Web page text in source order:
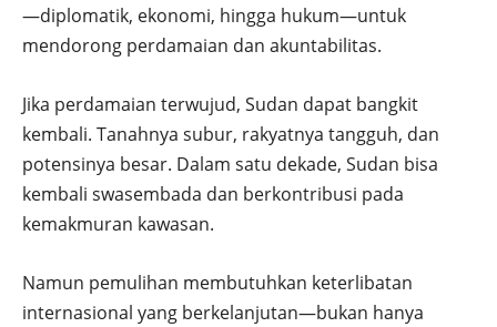
—diplomatik, ekonomi, hingga hukum—untuk
mendorong perdamaian dan akuntabilitas.
Jika perdamaian terwujud, Sudan dapat bangkit
kembali. Tanahnya subur, rakyatnya tangguh, dan
potensinya besar. Dalam satu dekade, Sudan bisa
kembali swasembada dan berkontribusi pada
kemakmuran kawasan.
Namun pemulihan membutuhkan keterlibatan
internasional yang berkelanjutan—bukan hanya